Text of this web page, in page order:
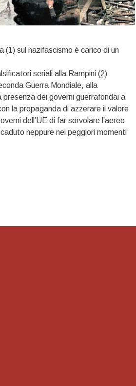
(1) sul nazifascismo è carico di un
seriali alla Rampini (2)
Guerra Mondiale, alla
dei governi guerrafondai a
la propaganda di azzerare il valore
dell’UE di far sorvolare l’aereo
neppure nei peggiori momenti